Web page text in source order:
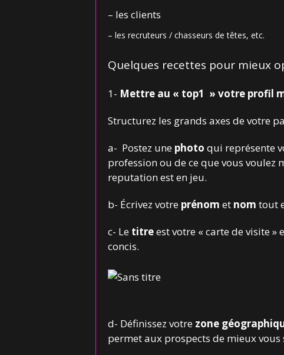
– les clients
– les recruteurs / chasseurs de têtes, etc.
Quelques recettes pour mieux
1- Mettre au « top1 » votre profil
Structurez les grands axes de votre
a- Postez une photo qui représente
profession ou de ce que vous voulez
reputation est en jeu.
b- Écrivez votre prénom et nom tout
c- Le titreest votre « carte de visite »
concis.
d- Définissez votre zone
permet aux prospects de mieux vous